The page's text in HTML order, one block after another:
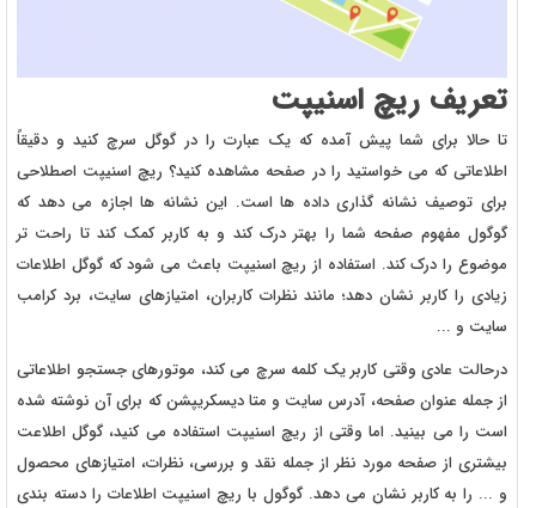
تعریف ریچ اسنیپت
تا حالا برای شما پیش آمده که یک عبارت را در گوگل سرچ کنید و دقیقاً
اطلاعاتی که می خواستید را در صفحه مشاهده کنید؟ ریچ اسنیپت اصطلاحی
برای توصیف نشانه گذاری داده ها است. این نشانه ها اجازه می دهد که
گوگول مفهوم صفحه شما را بهتر درک کند و به کاربر کمک کند تا راحت تر
موضوع را درک کند. استفاده از ریچ اسنیپت باعث می شود که گوگل اطلاعات
زیادی را کاربر نشان دهد؛ مانند نظرات کاربران، امتیازهای سایت، برد کرامب
سایت و ...
درحالت عادی وقتی کاربر یک کلمه سرچ می کند، موتورهای جستجو اطلاعاتی
از جمله عنوان صفحه، آدرس سایت و متا دیسکریپشن که برای آن نوشته شده
است را می بینید. اما وقتی از ریچ اسنیپت استفاده می کنید، گوگل اطلاعت
بیشتری از صفحه مورد نظر از جمله نقد و بررسی، نظرات، امتیازهای محصول
و ... را به کاربر نشان می دهد. گوگول با ریچ اسنیپت اطلاعات را دسته بندی